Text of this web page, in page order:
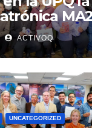
ACTIVOQ
UNCATEGORIZED